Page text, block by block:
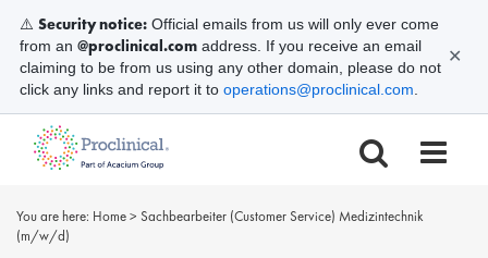
You are here: Home> Sachbearbeiter (Customer Service) Medizintechnik
(m/w/d)
⚠️ Security notice: Official emails from us will only ever come
from an @proclinical.com address. If you receive an email
claiming to be from us using any other domain, please do not
click any links and report it to operations@proclinical.com
✕